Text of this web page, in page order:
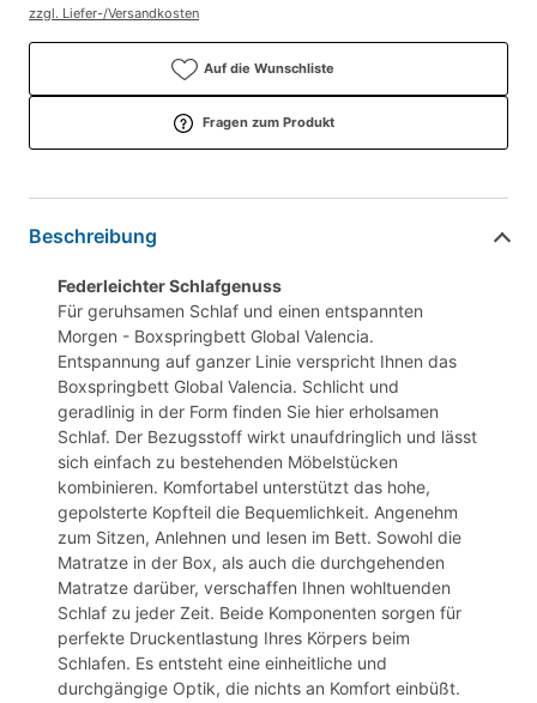
zzgl. Liefer-/Versandkosten
Auf die Wunschliste
Fragen zum Produkt
Beschreibung
Federleichter Schlafgenuss
Für geruhsamen Schlaf und einen entspannten
Morgen - Boxspringbett Global Valencia.
Entspannung auf ganzer Linie verspricht Ihnen das
Boxspringbett Global Valencia. Schlicht und
geradlinig in der Form finden Sie hier erholsamen
Schlaf. Der Bezugsstoff wirkt unaufdringlich und lässt
sich einfach zu bestehenden Möbelstücken
kombinieren. Komfortabel unterstützt das hohe,
gepolsterte Kopfteil die Bequemlichkeit. Angenehm
zum Sitzen, Anlehnen und lesen im Bett. Sowohl die
Matratze in der Box, als auch die durchgehenden
Matratze darüber, verschaffen Ihnen wohltuenden
Schlaf zu jeder Zeit. Beide Komponenten sorgen für
perfekte Druckentlastung Ihres Körpers beim
Schlafen. Es entsteht eine einheitliche und
durchgängige Optik, die nichts an Komfort einbüßt.